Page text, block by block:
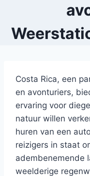
Costa Rica, een
en avonturiers,
ervaring voor
natuur willen
huren van een
reizigers in staat
adembenemende
weelderige